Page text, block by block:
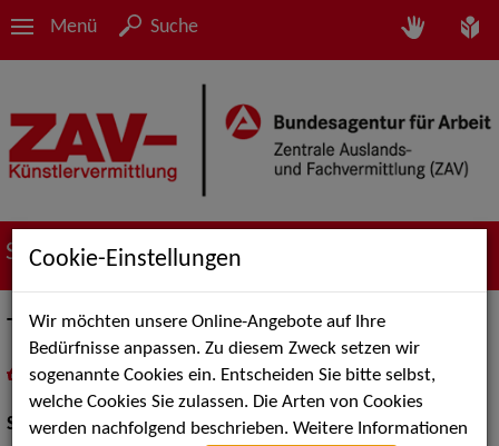
Menü Suche
Suche nach Künstler*innen
Theresa Berlage
als PDF speichern
inMeine Merklistelegen
Schauspiel:Bühne
Cookie-Einstellungen
Wir möchten unsere Online-Angebote auf Ihre
Bedürfnisse anpassen. Zu diesem Zweck setzen wir
sogenannte Cookies ein. Entscheiden Sie bitte selbst,
welche Cookies Sie zulassen. Die Arten von Cookies
werden nachfolgend beschrieben. Weitere Informationen